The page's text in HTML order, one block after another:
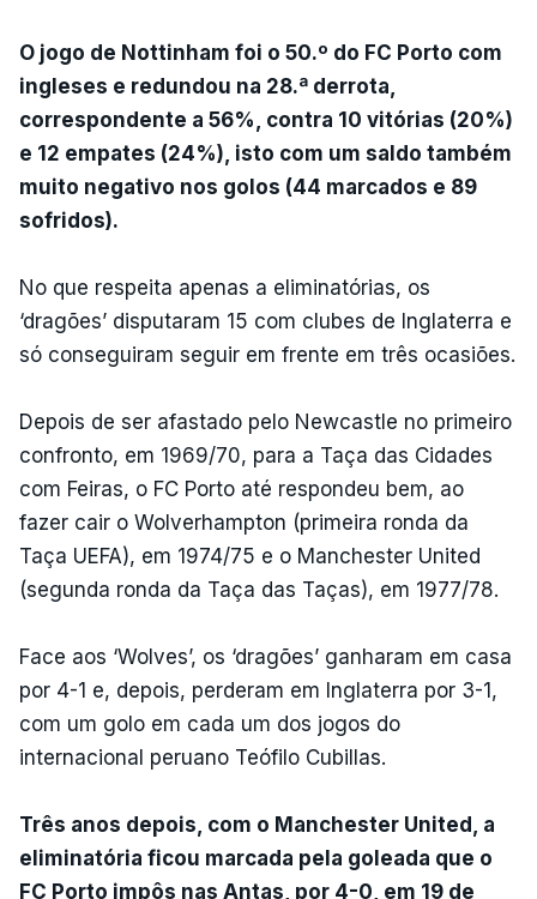
O jogo de Nottinham foi o 50.º do FC Porto com
ingleses e redundou na 28.ª derrota,
correspondente a 56%, contra 10 vitórias (20%)
e 12 empates (24%), isto com um saldo também
muito negativo nos golos (44 marcados e 89
sofridos).
No que respeita apenas a eliminatórias, os
‘dragões’ disputaram 15 com clubes de Inglaterra e
só conseguiram seguir em frente em três ocasiões.
Depois de ser afastado pelo Newcastle no primeiro
confronto, em 1969/70, para a Taça das Cidades
com Feiras, o FC Porto até respondeu bem, ao
fazer cair o Wolverhampton (primeira ronda da
Taça UEFA), em 1974/75 e o Manchester United
(segunda ronda da Taça das Taças), em 1977/78.
Face aos ‘Wolves’, os ‘dragões’ ganharam em casa
por 4-1 e, depois, perderam em Inglaterra por 3-1,
com um golo em cada um dos jogos do
internacional peruano Teófilo Cubillas.
Três anos depois, com o Manchester United, a
eliminatória ficou marcada pela goleada que o
FC Porto impôs nas Antas, por 4-0, em 19 de